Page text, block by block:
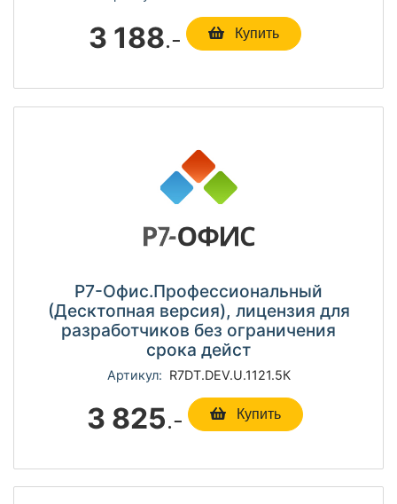
3 188.- Купить
Р7-Офис.Профессиональный
(Десктопная версия), лицензия для
разработчиков без ограничения
срока дейст
Артикул: R7DT.DEV.U.1121.5К
3 825.- Купить